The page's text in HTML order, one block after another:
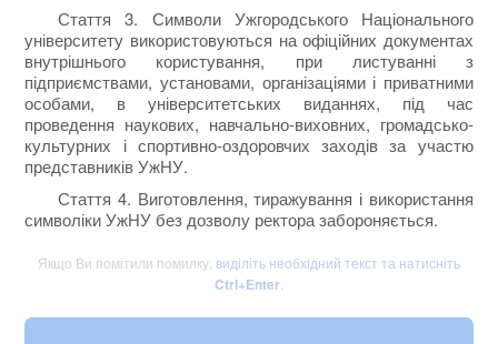
Стаття 3. Символи Ужгородського Національного
університету використовуються на офіційних документах
внутрішнього користування, при листуванні з
підприємствами, установами, організаціями і приватними
особами, в університетських виданнях, під час
проведення наукових, навчально-виховних, громадсько-
культурних і спортивно-оздоровчих заходів за участю
представників УжНУ.
Стаття 4. Виготовлення, тиражування і використання
символіки УжНУ без дозволу ректора забороняється.
Якщо Ви помітили помилку, виділіть необхідний текст та натисніть
Ctrl+Enter.